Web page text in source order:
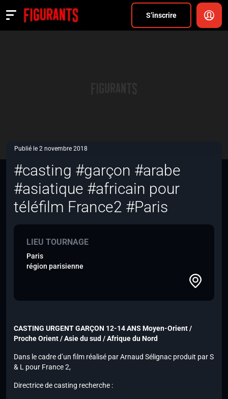
S’inscrire
Actualités
Publié le 2 novembre 2018
#casting #garçon #arabe
#asiatique #africain pour
téléfilm France2 #Paris
LIEU TOURNAGE
Paris
région parisienne
CASTING URGENT GARÇON 12-14 ANS Moyen-Orient /
Proche Orient / Asie du sud / Afrique du Nord
Dans le cadre d’un film réalisé par Arnaud Sélignac produit par S
& L pour France 2,
Directrice de casting recherche :